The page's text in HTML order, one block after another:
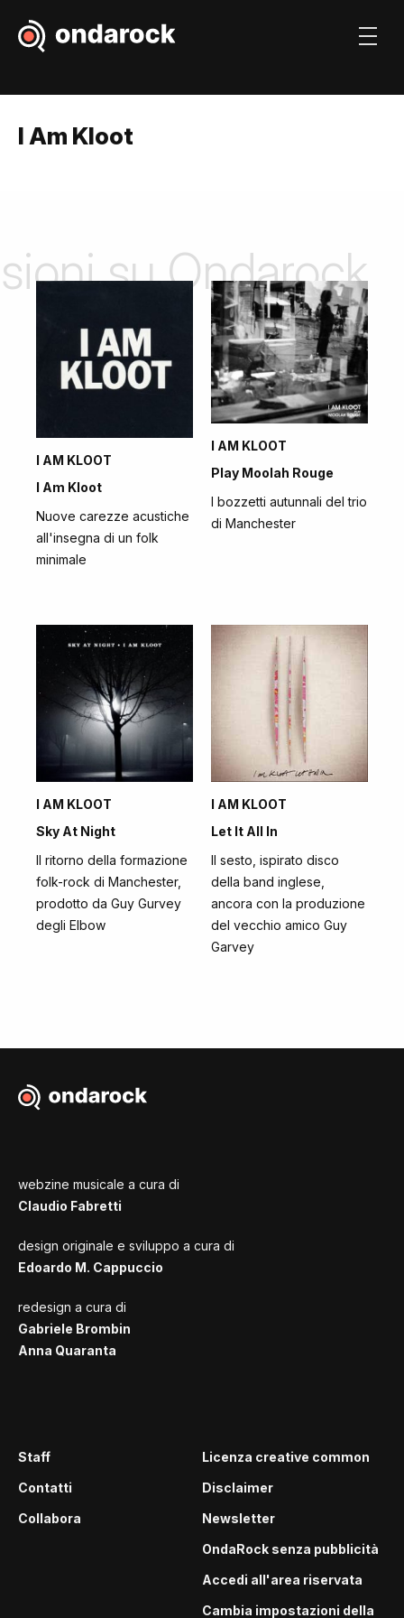
I Am Kloot
su Ondarock
I AM KLOOT
I Am Kloot
Nuove carezze acustiche
all'insegna di un folk
minimale
I AM KLOOT
Play Moolah Rouge
I bozzetti autunnali del trio
di Manchester
I AM KLOOT
Sky At Night
Il ritorno della formazione
folk-rock di Manchester,
prodotto da Guy Gurvey
degli Elbow
I AM KLOOT
Let It All In
Il sesto, ispirato disco
della band inglese,
ancora con la produzione
del vecchio amico Guy
Garvey
webzine musicale a cura di
Claudio Fabretti
design originale e sviluppo a cura di
Edoardo M. Cappuccio
redesign a cura di
Gabriele Brombin
Anna Quaranta
Staff
Contatti
Collabora
Licenza creative common
Disclaimer
Newsletter
OndaRock senza pubblicità
Accedi all'area riservata
Cambia impostazioni della